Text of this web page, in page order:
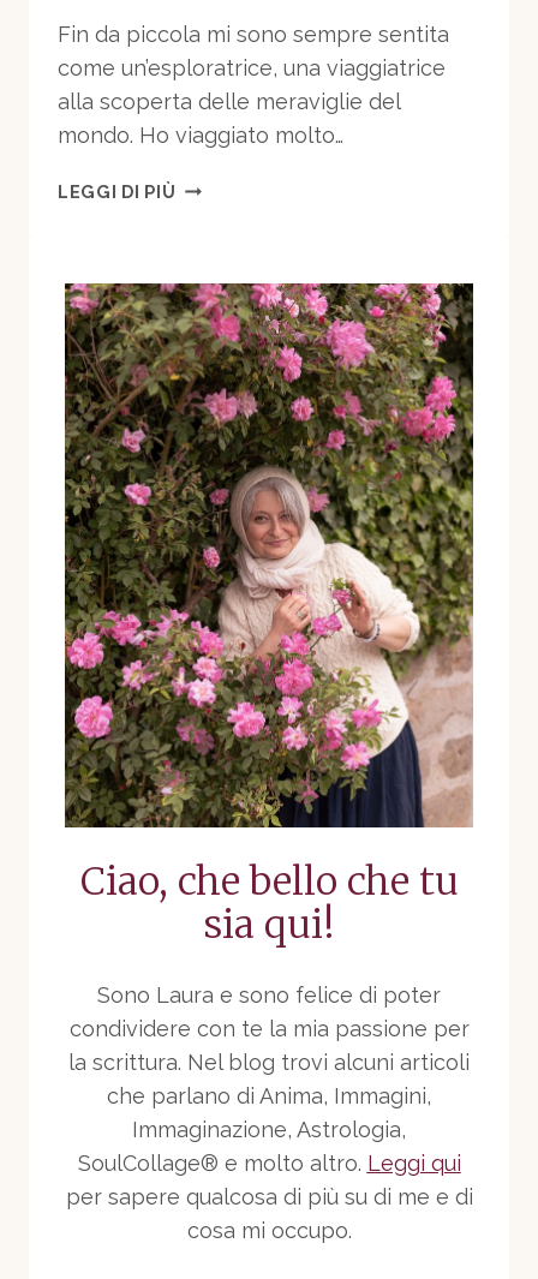
Fin da piccola mi sono sempre sentita
come un’esploratrice, una viaggiatrice
alla scoperta delle meraviglie del
mondo. Ho viaggiato molto…
LEGGI DI PIÙ COS’È
E
FUORI?
Ciao, che bello che tu
sia qui!
Sono Laura e sono felice di poter
condividere con te la mia passione per
la scrittura. Nel blog trovi alcuni articoli
che parlano di Anima, Immagini,
Immaginazione, Astrologia,
SoulCollage® e molto altro. Leggi qui
per sapere qualcosa di più su di me e di
cosa mi occupo.